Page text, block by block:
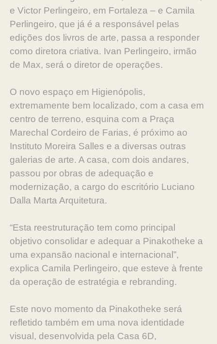
e Victor Perlingeiro, em Fortaleza – e Camila
Perlingeiro, que já é a responsável pelas
edições dos livros de arte, passa a responder
como diretora criativa. Ivan Perlingeiro, irmão
de Max, será o diretor de operações.
O novo espaço em Higienópolis,
extremamente bem localizado, com a casa em
centro de terreno, esquina com a Praça
Marechal Cordeiro de Farias, é próximo ao
Instituto Moreira Salles e a diversas outras
galerias de arte. A casa, com dois andares,
passou por obras de adequação e
modernização, a cargo do escritório Luciano
Dalla Marta Arquitetura.
“Esta reestruturação tem como principal
objetivo consolidar e adequar a Pinakotheke a
uma expansão nacional e internacional”,
explica Camila Perlingeiro, que esteve à frente
da operação de estratégia e rebranding.
Este novo momento da Pinakotheke será
refletido também em uma nova identidade
visual, desenvolvida pela Casa 6D,